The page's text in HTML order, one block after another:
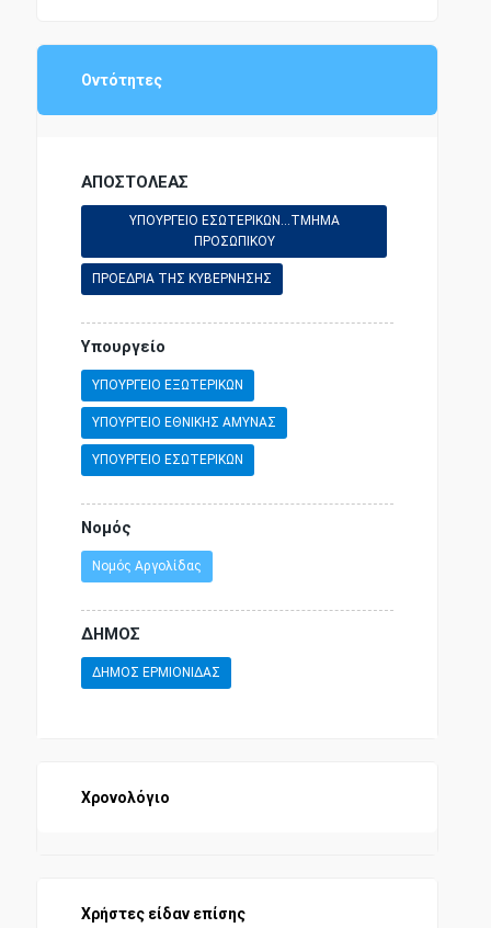
ΚΡΑΤΙΚΟΥ ΠΡΟΥΠΟΛΟΓΙΣΜΟΥ
ΜΕΤΑΝΑΣΤΕΥΤΙΚΗ ΠΟΛΙΤΙΚΗ
ΠΡΟΕΔΡΟΣ ΤΗΣ ΔΗΜΟΚΡΑΤΙΑΣ
ΧΡΗΜΑΤΟΔΟΤΗΣΗ
ΠΑΙΔΕΙΑ - ΕΚΠΑΙΔΕΥΣΗ
Οντότητες
ΑΠΟΣΤΟΛΕΑΣ
ΥΠΟΥΡΓΕΙΟ ΕΣΩΤΕΡΙΚΩΝ...ΤΜΗΜΑ
ΠΡΟΣΩΠΙΚΟΥ
ΠΡΟΕΔΡΙΑ ΤΗΣ ΚΥΒΕΡΝΗΣΗΣ
Υπουργείο
ΥΠΟΥΡΓΕΙΟ ΕΞΩΤΕΡΙΚΩΝ
ΥΠΟΥΡΓΕΙΟ ΕΘΝΙΚΗΣ ΑΜΥΝΑΣ
ΥΠΟΥΡΓΕΙΟ ΕΣΩΤΕΡΙΚΩΝ
Νομός
Νομός Αργολίδας
ΔΗΜΟΣ
ΔΗΜΟΣ ΕΡΜΙΟΝΙΔΑΣ
Χρονολόγιο
Χρήστες είδαν επίσης